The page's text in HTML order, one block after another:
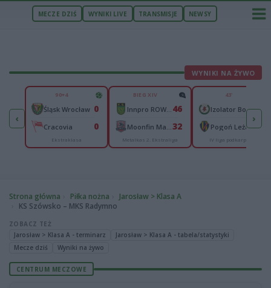
MECZE DZIŚ WYNIKI LIVE TRANSMISJE NEWSY
WYNIKI NA ŻYWO
‹
3
0
90+4
Śląsk Wrocław 0
Cracovia 0
Ekstraklasa
BIEG XIV
46
32
Metalkas 2. Ekstraliga
43'
Izolator Boguchwała 0
Pogoń Leżajsk 1
IV liga podkarpacka
›
Strona główna Piłka nożna
Jarosław > Klasa A
KS Szówsko – MKS Radymno
ZOBACZ TEŻ
Jarosław > Klasa A - terminarz
Jarosław > Klasa A - tabela/statystyki
Mecze dziś
Wyniki na żywo
CENTRUM MECZOWE